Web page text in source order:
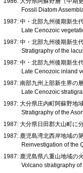
Fossil Diatom
1987: 中・北部九州後期新生
Late Cenozoic
1987: 中・北部九州後期新生
Stratigraphy of the
1987: 中・北部九州後期新生
Late Cenozoic inland
1987: 南部九州上部新生界の
Late Cenozoic
1987: 大分県庄内町阿蘇野地
Stratigraphy of the
1987: 大分県日田郡大山町に
1987: 鹿児島湾北西岸地域の
Reinvestigation of the
1987: 鹿児島県八重山地域の
Volcano stratigraphy